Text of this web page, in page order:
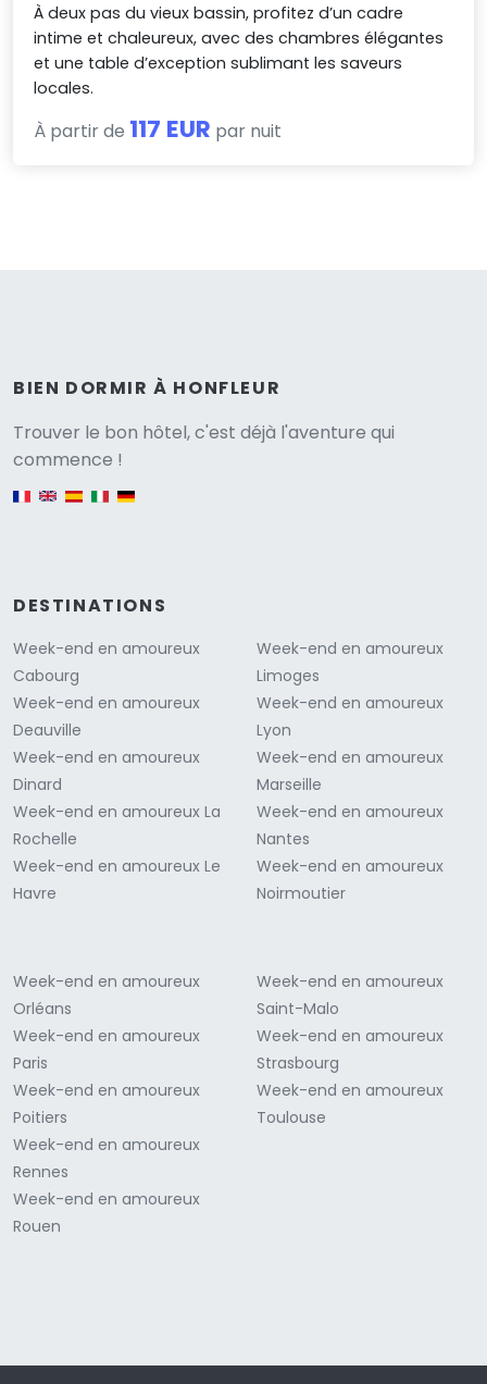
À deux pas du vieux bassin, profitez d’un cadre
intime et chaleureux, avec des chambres élégantes
et une table d’exception sublimant les saveurs
locales.
À partir de 117 EUR par nuit
BIEN DORMIR À HONFLEUR
Trouver le bon hôtel, c'est déjà l'aventure qui
commence !
DESTINATIONS
Week-end en amoureux
Cabourg
Week-end en amoureux
Deauville
Week-end en amoureux
Dinard
Week-end en amoureux La
Rochelle
Week-end en amoureux Le
Havre
Week-end en amoureux
Limoges
Week-end en amoureux
Lyon
Week-end en amoureux
Marseille
Week-end en amoureux
Nantes
Week-end en amoureux
Noirmoutier
Week-end en amoureux
Orléans
Week-end en amoureux
Paris
Week-end en amoureux
Poitiers
Week-end en amoureux
Rennes
Week-end en amoureux
Rouen
Week-end en amoureux
Saint-Malo
Week-end en amoureux
Strasbourg
Week-end en amoureux
Toulouse